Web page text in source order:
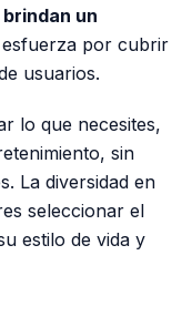
un
por cubrir
usuarios.
lo que necesites,
sin
La diversidad en
seleccionar el
estilo de vida y